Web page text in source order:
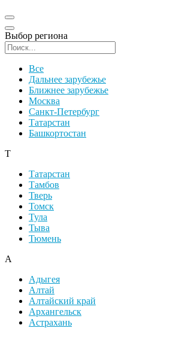
Выбор региона
Все
Дальнее зарубежье
Ближнее зарубежье
Москва
Санкт-Петербург
Татарстан
Башкортостан
Т
Татарстан
Тамбов
Тверь
Томск
Тула
Тыва
Тюмень
А
Адыгея
Алтай
Алтайский край
Архангельск
Астрахань